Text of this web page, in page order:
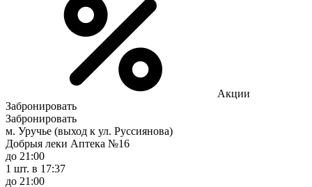
Акции
Забронировать
Забронировать
м. Уручье (выход к ул. Руссиянова)
Добрыя леки Аптека №16
до 21:00
1 шт. в 17:37
до 21:00